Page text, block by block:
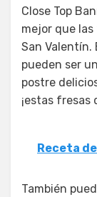
Close Top
mejor que
San Valentín.
pueden ser
postre
¡estas fresas
Receta
También